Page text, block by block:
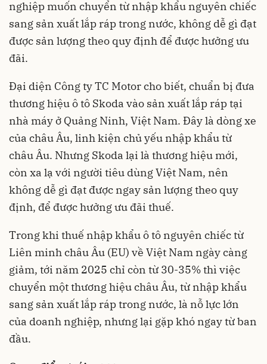
nghiệp muốn chuyển từ nhập khẩu nguyên chiếc
sang sản xuất lắp ráp trong nước, không dễ gì đạt
được sản lượng theo quy định để được hưởng ưu
đãi.
Đại diện Công ty TC Motor cho biết, chuẩn bị đưa
thương hiệu ô tô Skoda vào sản xuất lắp ráp tại
nhà máy ở Quảng Ninh, Việt Nam. Đây là dòng xe
của châu Âu, linh kiện chủ yếu nhập khẩu từ
châu Âu. Nhưng Skoda lại là thương hiệu mới,
còn xa lạ với người tiêu dùng Việt Nam, nên
không dễ gì đạt được ngay sản lượng theo quy
định, để được hưởng ưu đãi thuế.
Trong khi thuế nhập khẩu ô tô nguyên chiếc từ
Liên minh châu Âu (EU) về Việt Nam ngày càng
giảm, tới năm 2025 chỉ còn từ 30-35% thì việc
chuyển một thương hiệu châu Âu, từ nhập khẩu
sang sản xuất lắp ráp trong nước, là nỗ lực lớn
của doanh nghiệp, nhưng lại gặp khó ngay từ ban
đầu.